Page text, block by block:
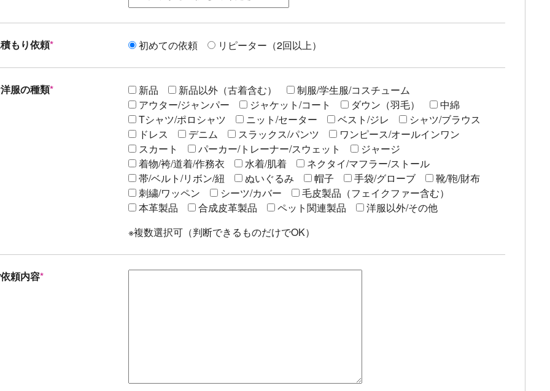
もり依頼* 初めての依頼 リピーター（2回以上）
服の種類* 新品 新品以外（古着含む）
制服/学生服/コスチューム
アウター/ジャンパー
ジャケット/コート ダウン（羽毛）
中綿
Tシャツ/ポロシャツ
ニット/セーター ベスト/ジレ
シャツ/ブラウス
ドレス
デニム スラックス/パンツ
ワンピース/オールインワン
スカート
パーカー/トレーナー/スウェット
ジャージ
着物/袴/道着/作務衣
水着/肌着
ネクタイ/マフラー/ストール
帯/ベルト/リボン/紐
ぬいぐるみ 帽子 手袋/グローブ
靴/鞄/財布
刺繍/ワッペン
シーツ/カバー
毛皮製品（フェイクファー含む）
本革製品
合成皮革製品 ペット関連製品
洋服以外/その他
※複数選択可（判断できるものだけでOK）
頼内容*